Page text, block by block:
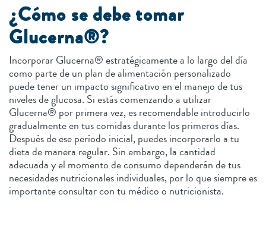
¿Cómo se debe tomar
Glucerna®?
Incorporar Glucerna® estratégicamente a lo largo del día
como parte de un plan de alimentación personalizado
puede tener un impacto significativo en el manejo de tus
niveles de glucosa. Si estás comenzando a utilizar
Glucerna® por primera vez, es recomendable introducirlo
gradualmente en tus comidas durante los primeros días.
Después de ese período inicial, puedes incorporarlo a tu
dieta de manera regular. Sin embargo, la cantidad
adecuada y el momento de consumo dependerán de tus
necesidades nutricionales individuales, por lo que siempre es
importante consultar con tu médico o nutricionista.